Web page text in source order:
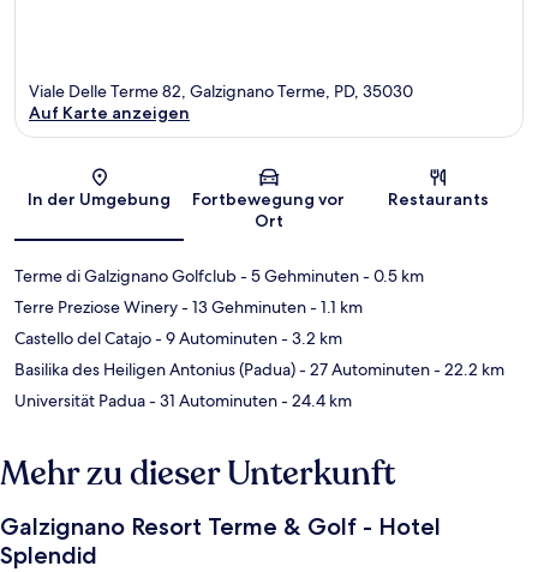
Karte
Viale Delle Terme 82, Galzignano Terme, PD, 35030
Auf Karte anzeigen
In der Umgebung
Fortbewegung vor
Ort
Restaurants
Terme di Galzignano Golfclub- 5 Gehminuten- 0.5 km
Terre Preziose Winery- 13 Gehminuten- 1.1 km
Castello del Catajo- 9 Autominuten- 3.2 km
Basilika des Heiligen Antonius (Padua)- 27 Autominuten- 22.2 km
Universität Padua- 31 Autominuten- 24.4 km
Mehr zu dieser Unterkunft
Galzignano Resort Terme & Golf - Hotel
Splendid